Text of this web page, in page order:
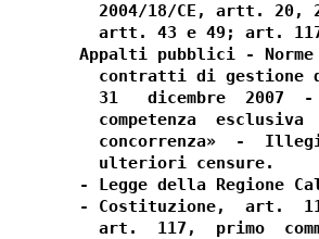
2004/18/CE, artt. 20,
artt. 43 e 49; art.
Appalti pubblici -
contratti di gestione
31   dicembre  2007
competenza  esclusiva
concorrenza»  -
  ulteriori censure.
- Legge della Regione
- Costituzione,  art.
art.  117,  primo